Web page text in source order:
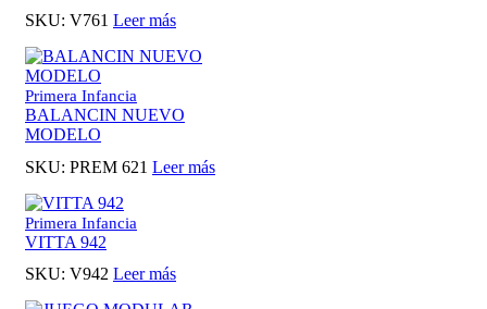
SKU: V761 Leer más
Primera Infancia
BALANCIN NUEVO
MODELO
SKU: PREM 621 Leer más
Primera Infancia
VITTA 942
SKU: V942 Leer más